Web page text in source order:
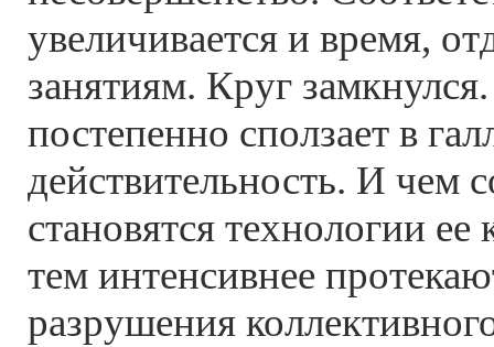
увеличивается и время,
занятиям. Круг
постепенно сползает в
действительность. И чем
становятся технологии
тем интенсивнее
разрушения